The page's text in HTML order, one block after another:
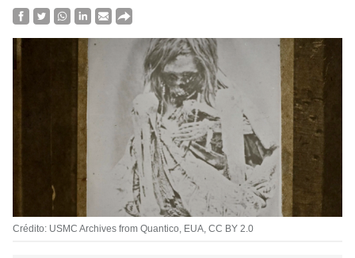
Crédito: USMC Archives from Quantico, EUA, CC BY 2.0